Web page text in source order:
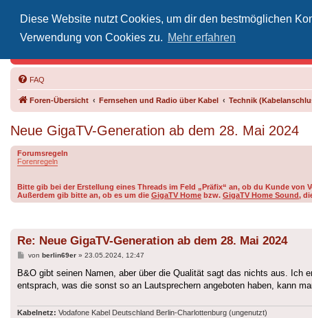
Diese Website nutzt Cookies, um dir den bestmöglichen
Verwendung von Cookies zu. Mehr erfahren
FAQ
Foren-Übersicht Fernsehen und Radio über Kabel Technik
Neue GigaTV-Generation ab dem 28. Mai 2024
Forumsregeln
Forenregeln
Bitte gib bei der Erstellung eines Threads im Feld „Präfix“ an, ob du Kunde von
Außerdem gib bitte an, ob es um die GigaTV Home bzw. GigaTV Home Sound,
Re: Neue GigaTV-Generation ab dem 28. Mai 2024
Beitrag
von berlin69er» 23.05.2024, 12:47
B&O gibt seinen Namen, aber über die Qualität sagt das nichts aus. Ich
entsprach, was die sonst so an Lautsprechern angeboten haben, kann
Kabelnetz: Vodafone Kabel Deutschland Berlin-Charlottenburg (ungenutzt)